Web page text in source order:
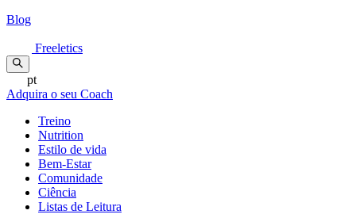
Blog
Freeletics
pt
Adquira o seu Coach
Treino
Nutrition
Estilo de vida
Bem-Estar
Comunidade
Ciência
Listas de Leitura